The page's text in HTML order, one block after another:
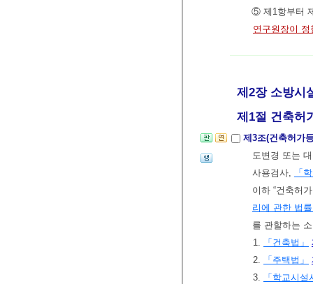
⑤ 제1항부터
연구원장이 정
제2장 소방시설
제1절 건축허가
제3조(건축허가
도변경 또는
사용검사,
「
이하 “건축허
리에 관한 법
를 관할하는
1.
「건축법」
2.
「주택법」
3.
「학교시